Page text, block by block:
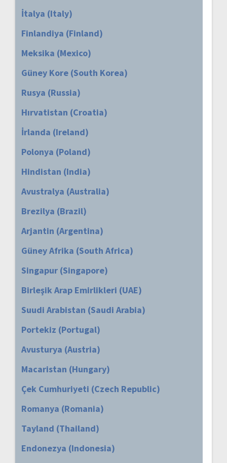
İtalya (Italy)
Finlandiya (Finland)
Meksika (Mexico)
Güney Kore (South Korea)
Rusya (Russia)
Hırvatistan (Croatia)
İrlanda (Ireland)
Polonya (Poland)
Hindistan (India)
Avustralya (Australia)
Brezilya (Brazil)
Arjantin (Argentina)
Güney Afrika (South Africa)
Singapur (Singapore)
Birleşik Arap Emirlikleri (UAE)
Suudi Arabistan (Saudi Arabia)
Portekiz (Portugal)
Avusturya (Austria)
Macaristan (Hungary)
Çek Cumhuriyeti (Czech Republic)
Romanya (Romania)
Tayland (Thailand)
Endonezya (Indonesia)